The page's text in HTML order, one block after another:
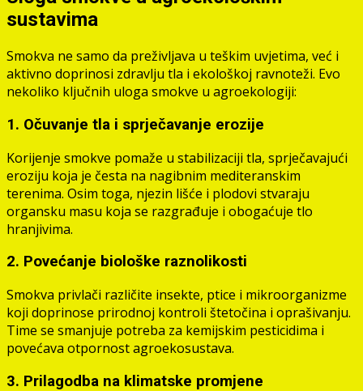
sustavima
Smokva ne samo da preživljava u teškim uvjetima, već i
aktivno doprinosi zdravlju tla i ekološkoj ravnoteži. Evo
nekoliko ključnih uloga smokve u agroekologiji:
1. Očuvanje tla i sprječavanje erozije
Korijenje smokve pomaže u stabilizaciji tla, sprječavajući
eroziju koja je česta na nagibnim mediteranskim
terenima. Osim toga, njezin lišće i plodovi stvaraju
organsku masu koja se razgrađuje i obogaćuje tlo
hranjivima.
2. Povećanje biološke raznolikosti
Smokva privlači različite insekte, ptice i mikroorganizme
koji doprinose prirodnoj kontroli štetočina i oprašivanju.
Time se smanjuje potreba za kemijskim pesticidima i
povećava otpornost agroekosustava.
3. Prilagodba na klimatske promjene